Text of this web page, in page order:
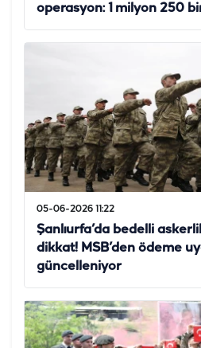
operasyon: 1 milyon 250
05-06-2026 11:22
Şanlıurfa’da bedelli
dikkat! MSB’den ödeme
güncelleniyor